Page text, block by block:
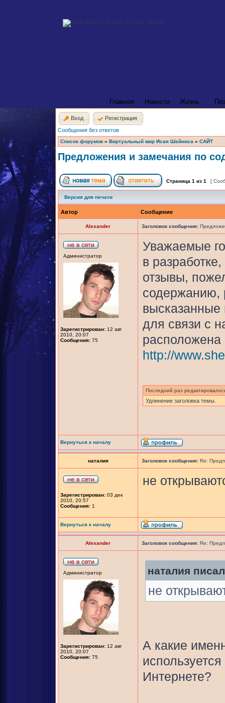
Главная Новости Жизнь
Вход
Регистрация
Сообщения без ответов
Список форумов » Виртуальный мир Исая Шейниса » САЙТ
Предложения и замечания по
Страница 1 из 1 [
Версия для печати
Автор Сообщение
Alexander Заголовок сообщения:
Администратор
Зарегистрирован: 12 авг
2010, 20:07
Сообщения: 75
Уважаемые
в
отзывы,
содержанию,
высказанные
для связи с
расположена
http://
Последний раз
Удлинение заголовка темы.
Вернуться к началу
наталия Заголовок сообщения: Re:
Зарегистрирован: 03 дек
2010, 20:57
Сообщения: 1
не
Вернуться к началу
Alexander Заголовок сообщения: Re:
Администратор
Зарегистрирован: 12 авг
2010, 20:07
Сообщения: 75
наталия
не
А какие
Интернете?